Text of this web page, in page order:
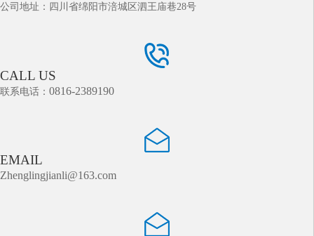
公司地址：四川省绵阳市涪城区泗王庙巷28号
CALL US
联系电话： 0816-2389190
EMAIL
Zhenglingjianli@163.com